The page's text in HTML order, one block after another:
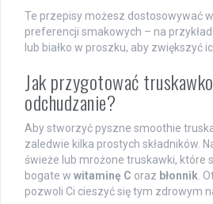
Te przepisy możesz dostosowywać
preferencji smakowych – na
lub białko w proszku, aby zwiększyć
Jak przygotować
odchudzanie?
Aby stworzyć pyszne smoothie
zaledwie kilka prostych składników.
świeże lub mrożone truskawki, które
bogate w witaminę C oraz błonnik.
pozwoli Ci cieszyć się tym zdrowym